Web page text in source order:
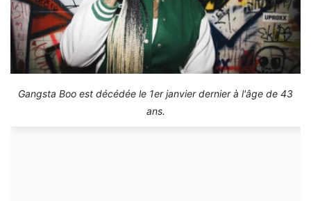
Gangsta Boo est décédée le 1er janvier dernier à l'âge de 43
ans.